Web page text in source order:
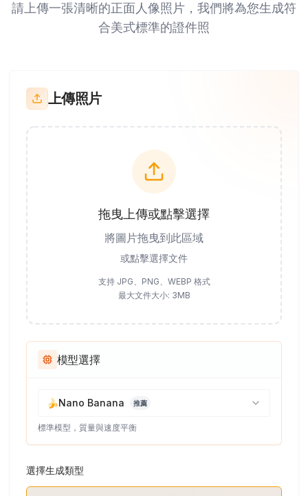
請上傳一張清晰的正面人像照片，我們將為您生成符
合美式標準的證件照
上傳照片
拖曳上傳或點擊選擇
將圖片拖曳到此區域
或點擊選擇文件
支持 JPG、PNG、WEBP 格式
最大文件大小: 3MB
模型選擇
🍌Nano Banana 推薦
標準模型，質量與速度平衡
選擇生成類型